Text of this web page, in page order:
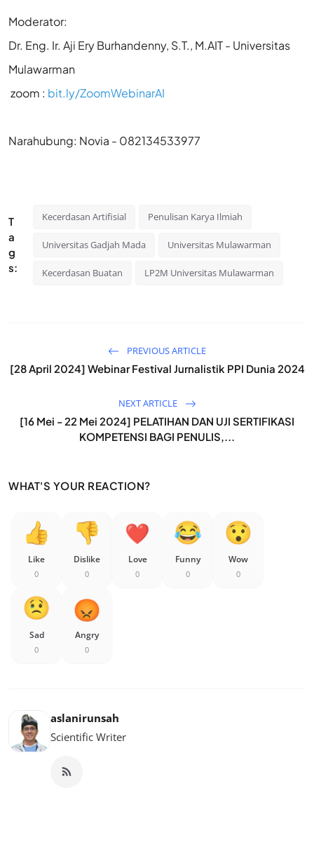
Moderator:
Dr. Eng. Ir. Aji Ery Burhandenny, S.T., M.AIT - Universitas
Mulawarman
zoom : bit.ly/ZoomWebinarAI
Narahubung: Novia - 082134533977
T
a
g
s:
Kecerdasan Artifisial Penulisan Karya Ilmiah
Universitas Gadjah Mada Universitas Mulawarman
Kecerdasan Buatan LP2M Universitas Mulawarman
PREVIOUS ARTICLE
[28 April 2024] Webinar Festival Jurnalistik PPI Dunia 2024
NEXT ARTICLE
[16 Mei - 22 Mei 2024] PELATIHAN DAN UJI SERTIFIKASI
KOMPETENSI BAGI PENULIS,...
WHAT'S YOUR REACTION?
Like
0
Dislike
0
Love
0
Funny
0
Wow
0
Sad
0
Angry
0
aslanirunsah
Scientific Writer